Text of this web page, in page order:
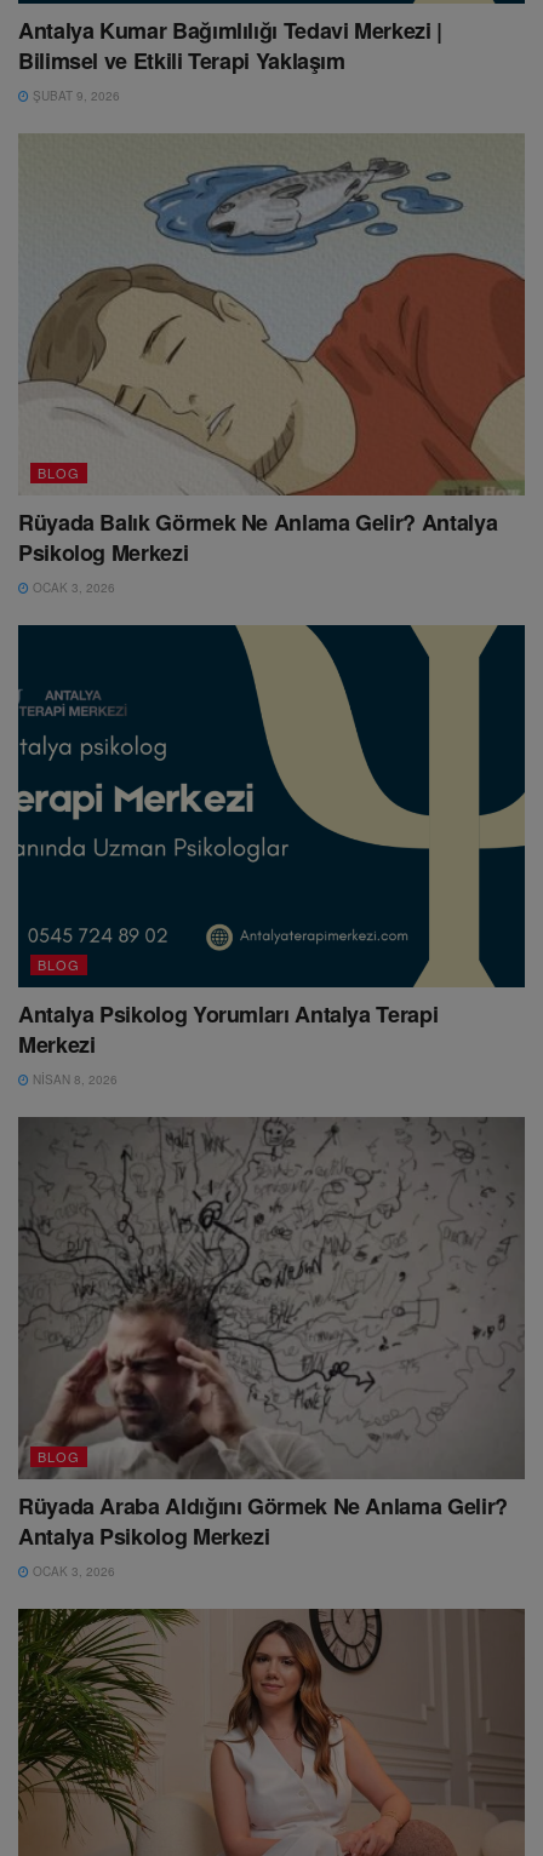
Antalya Kumar Bağımlılığı Tedavi Merkezi |
Bilimsel ve Etkili Terapi Yaklaşım
ŞUBAT 9, 2026
BLOG
Rüyada Balık Görmek Ne Anlama Gelir? Antalya
Psikolog Merkezi
OCAK 3, 2026
BLOG
Antalya Psikolog Yorumları Antalya Terapi
Merkezi
NISAN 8, 2026
BLOG
Rüyada Araba Aldığını Görmek Ne Anlama Gelir?
Antalya Psikolog Merkezi
OCAK 3, 2026